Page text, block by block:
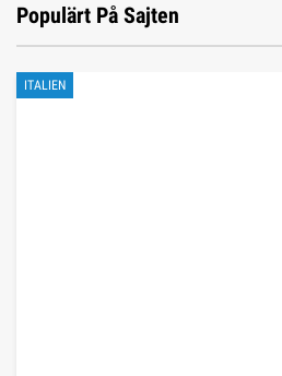
Populärt På Sajten
ITALIEN